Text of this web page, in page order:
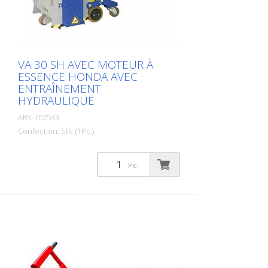
mm (12'') Distance au mur : 90 mm (3,5'')
Dimensions : 1 355 x 555 x 1 090 mm (53
VA 30 SH AVEC MOTEUR À
ESSENCE HONDA AVEC
ENTRAÎNEMENT
HYDRAULIQUE
ARX-707533
Confection: Stk. (1Pc.)
Pour les travaux de nettoyage et de
grattage lourds, il existe la VA 30 SH. Une
machine qui est maniable et facile à
synthétiques font partie du travail
quotidien. Elle fait également ses preuves
Pc.